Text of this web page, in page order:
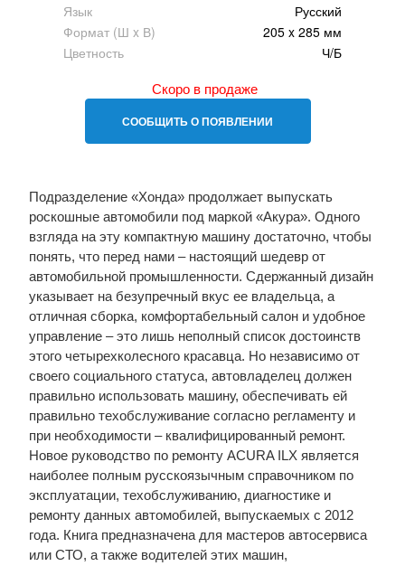
Язык
Русский
Формат (Ш x В)
205 x 285 мм
Цветность
Ч/Б
Скоро в продаже
СООБЩИТЬ О ПОЯВЛЕНИИ
Подразделение «Хонда» продолжает выпускать
роскошные автомобили под маркой «Акура». Одного
взгляда на эту компактную машину достаточно, чтобы
понять, что перед нами – настоящий шедевр от
автомобильной промышленности. Сдержанный дизайн
указывает на безупречный вкус ее владельца, а
отличная сборка, комфортабельный салон и удобное
управление – это лишь неполный список достоинств
этого четырехколесного красавца. Но независимо от
своего социального статуса, автовладелец должен
правильно использовать машину, обеспечивать ей
правильно техобслуживание согласно регламенту и
при необходимости – квалифицированный ремонт.
Новое руководство по ремонту ACURA ILX является
наиболее полным русскоязычным справочником по
эксплуатации, техобслуживанию, диагностике и
ремонту данных автомобилей, выпускаемых с 2012
года. Книга предназначена для мастеров автосервиса
или СТО, а также водителей этих машин,